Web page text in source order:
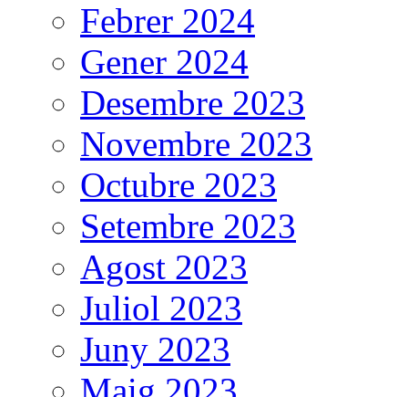
Febrer 2024
Gener 2024
Desembre 2023
Novembre 2023
Octubre 2023
Setembre 2023
Agost 2023
Juliol 2023
Juny 2023